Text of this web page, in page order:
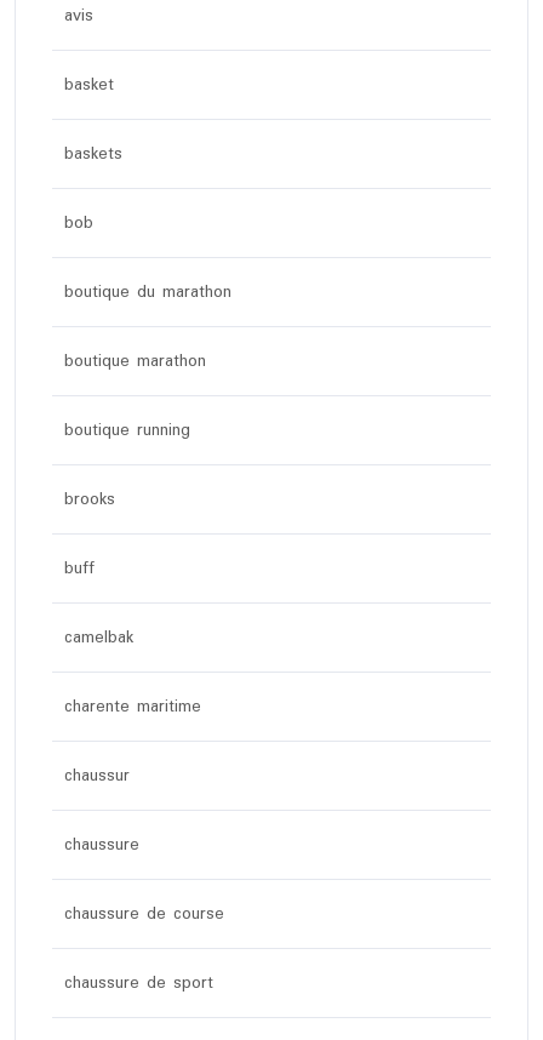
avis
basket
baskets
bob
boutique du marathon
boutique marathon
boutique running
brooks
buff
camelbak
charente maritime
chaussur
chaussure
chaussure de course
chaussure de sport